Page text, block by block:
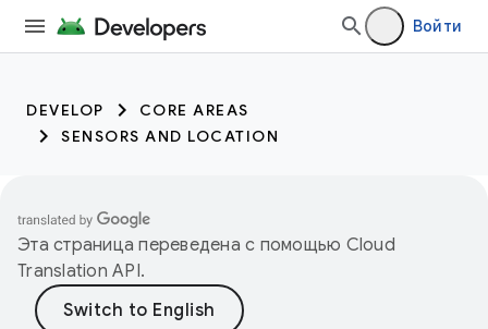
Войти
DEVELOP
CORE AREAS
SENSORS AND LOCATION
Эта страница переведена с помощью Cloud
Translation API.